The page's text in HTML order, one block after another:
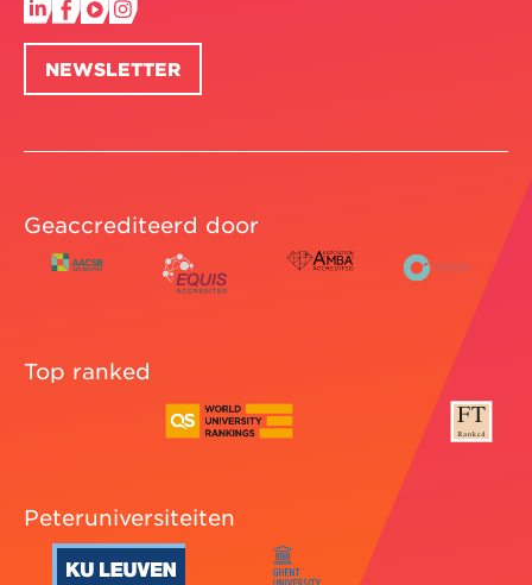
NEWSLETTER
Geaccrediteerd door
Top ranked
Peteruniversiteiten